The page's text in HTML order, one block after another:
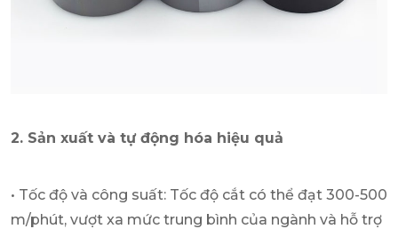
2. Sản xuất và tự động hóa hiệu quả
• Tốc độ và công suất: Tốc độ cắt có thể đạt 300-500
m/phút, vượt xa mức trung bình của ngành và hỗ trợ